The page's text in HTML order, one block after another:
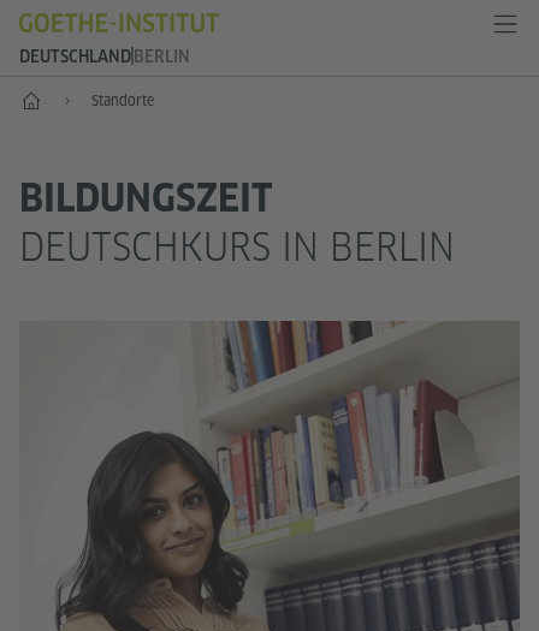
DEUTSCHLAND BERLIN
-- Standorte
BILDUNGSZEIT
DEUTSCHKURS IN BERLIN